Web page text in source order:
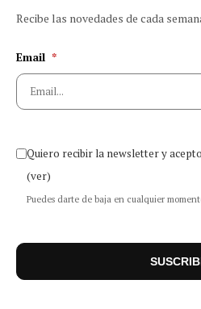
Recibe las novedades de cada
Email *
Quiero recibir la newsletter y
(ver)
Puedes darte de baja en cualquier